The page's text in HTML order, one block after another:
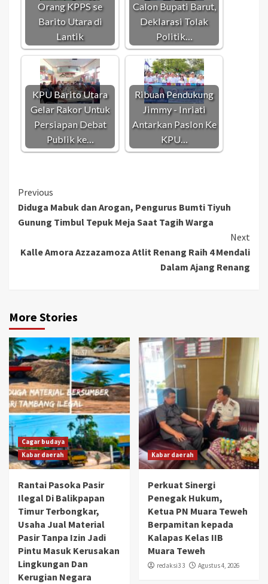
Orang KPPS se
Barito Utara di
Lantik
Calon Bupati Barut,
Deklarasi Tolak
Politik…
KPU Barito Utara
Gelar Rakor Untuk
Persiapan Debat
Publik ke…
Ribuan Pendukung
Jimmy - Inriati
Antarkan Paslon Ke
KPU…
Continue
Reading
Previous
Diduga Mabuk dan Arogan, Pengurus Bumti Tiyuh
Gunung Timbul Tepuk Meja Saat Tagih Warga
Next
Kalle Amora Azzazamoza Atlit Renang Raih 4 Mendali
Dalam Ajang Renang
More Stories
Cagar budaya
Kabar daerah
Rantai Pasoka Pasir
Ilegal Di Balikpapan
Timur Terbongkar,
Usaha Jual Material
Pasir Tanpa Izin Jadi
Pintu Masuk Kerusakan
Lingkungan Dan
Kerugian Negara
Kabar daerah
Perkuat Sinergi
Penegak Hukum,
Ketua PN Muara Teweh
Berpamitan kepada
Kalapas Kelas IIB
Muara Teweh
redaksi3 3 Agustus 4, 2026